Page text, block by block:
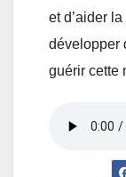
et d’aider
développer
guérir cette